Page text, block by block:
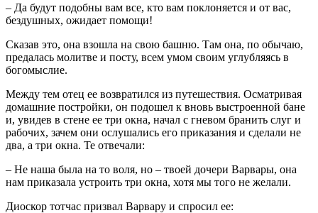
– Да будут подобны вам все, кто вам поклоняется и от вас,
бездушных, ожидает помощи!
Сказав это, она взошла на свою башню. Там она, по обычаю,
предалась молитве и посту, всем умом своим углубляясь в
богомыслие.
Между тем отец ее возвратился из путешествия. Осматривая
домашние постройки, он подошел к вновь выстроенной бане
и, увидев в стене ее три окна, начал с гневом бранить слуг и
рабочих, зачем они ослушались его приказания и сделали не
два, а три окна. Те отвечали:
– Не наша была на то воля, но – твоей дочери Варвары, она
нам приказала устроить три окна, хотя мы того не желали.
Диоскор тотчас призвал Варвару и спросил ее: